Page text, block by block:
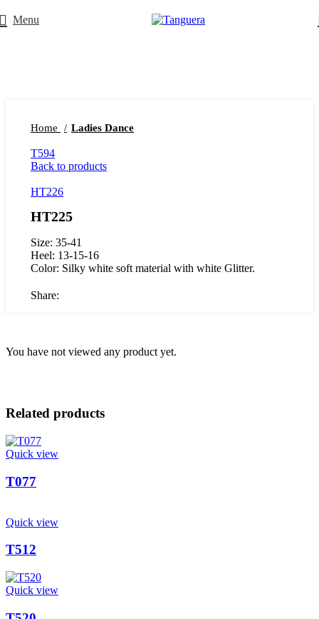
Menu
Home Ladies Dance
T594
Back to products
HT226
HT225
Size: 35-41
Heel: 13-15-16
Color: Silky white soft material with white Glitter.
Share:
You have not viewed any product yet.
Related products
Quick view
T077
Quick view
T512
Quick view